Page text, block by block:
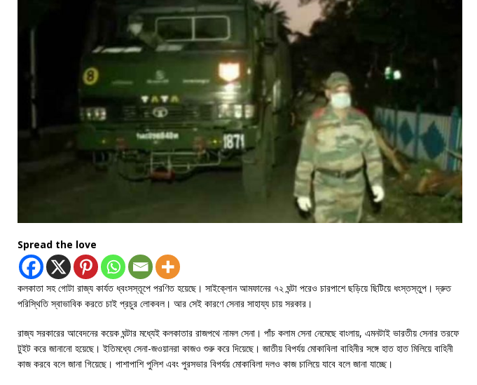
Spread the love
কলকাতা সহ গোটা রাজ্য কার্যত ধ্বংসস্তূপে পরণিত হয়েছে। সাইক্লোন আমফানের ৭২ ঘন্টা পরেও চারপাশে ছড়িয়ে ছিটিয়ে ধংস্তস্তুপ। দ্রুত
পরিস্থিতি স্বাভাবিক করতে চাই প্রচুর লোকবল। আর সেই কারণে সেনার সাহায্য চায় সরকার।
রাজ্য সরকারের আবেদনের কয়েক ঘন্টার মধ্যেই কলকাতার রাজপথে নামল সেনা। পাঁচ কলাম সেনা নেমেছে বাংলায়, এমনটাই ভারতীয় সেনার তরফে
টুইট করে জানানো হয়েছে। ইতিমধ্যে সেনা-জওয়ানরা কাজও শুরু করে দিয়েছে। জাতীয় বিপর্যয় মোকাবিলা বাহিনীর সঙ্গে হাত হাত মিলিয়ে বাহিনী
কাজ করবে বলে জানা গিয়েছে। পাশাপাশি পুলিশ এবং পুরসভার বিপর্যয় মোকাবিলা দলও কাজ চালিয়ে যাবে বলে জানা যাচ্ছে।